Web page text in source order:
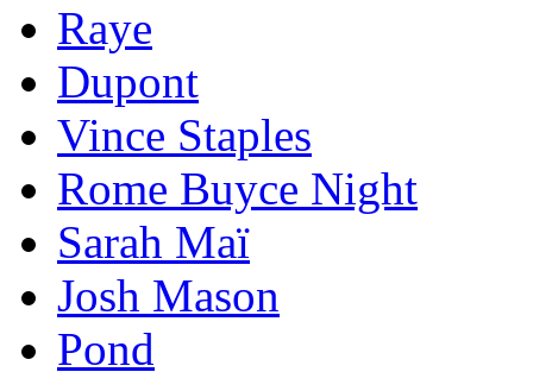
Raye
Dupont
Vince Staples
Rome Buyce Night
Sarah Maï
Josh Mason
Pond